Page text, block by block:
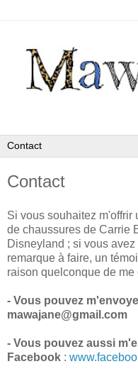
Contact
Si vous souhaitez
de chaussures de Carrie
Disneyland ; si vous
remarque à faire, un
raison quelconque de me
- Vous pouvez
mawajane@gmail.com
- Vous pouvez aussi
Facebook :